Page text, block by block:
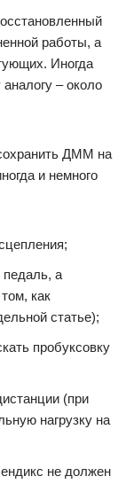
работы, а
Иногда
– около
ДММ на
и немного
педаль, а
как
статье);
пробуксовку
(при
нагрузку на
не должен